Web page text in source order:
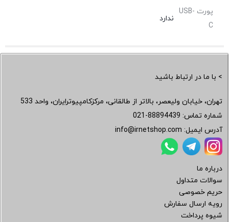
پورت USB-
C
ندارد
> با ما در ارتباط باشید
تهران، خیابان ولیعصر، بالاتر از طالقانی، مرکزکامپیوترایران، واحد 533
شماره تماس: 021-88894439
آدرس ایمیل: info@irnetshop.com
درباره ما
سوالات متداول
حریم خصوصی
رویه ارسال سفارش
شیوه پرداخت